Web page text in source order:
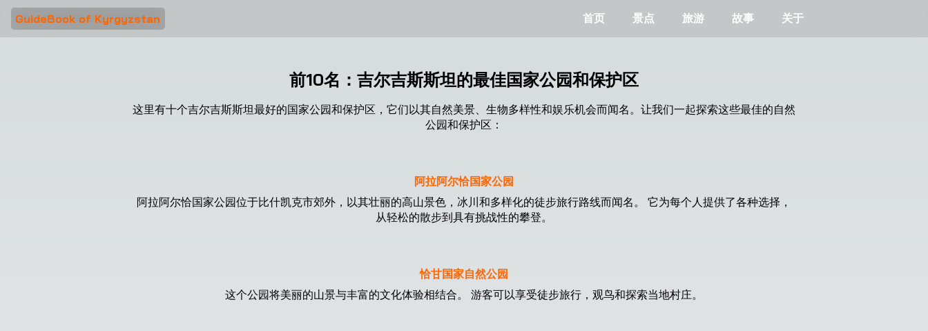
GuideBook of Kyrgyzstan 首页 景点 旅游 故事 关于
前10名：吉尔吉斯斯坦的最佳国家公园和保护区
这里有十个吉尔吉斯斯坦最好的国家公园和保护区，它们以其自然美景、生物多样性和娱乐机会而闻名。让我们一起探索这些最佳的自然
公园和保护区：
阿拉阿尔恰国家公园
阿拉阿尔恰国家公园位于比什凯克市郊外，以其壮丽的高山景色，冰川和多样化的徒步旅行路线而闻名。 它为每个人提供了各种选择，
从轻松的散步到具有挑战性的攀登。
恰甘国家自然公园
这个公园将美丽的山景与丰富的文化体验相结合。 游客可以享受徒步旅行，观鸟和探索当地村庄。